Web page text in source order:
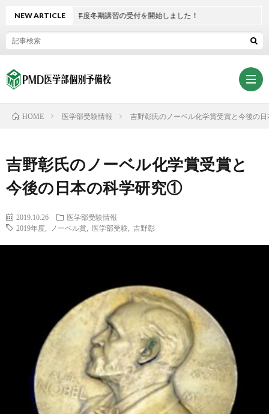
入
NEW ARTICLE
2021年度冬期講習の受付を開始しました！
HOME 医学部受験情報 吉野彰氏のノーベル化学賞受賞と今後の
吉野彰氏のノーベル化学賞受賞と
今後の日本の科学研究①
2019.10.26
医学部受験情報
2019年度
ノーベル賞 医学部受験 吉野彰